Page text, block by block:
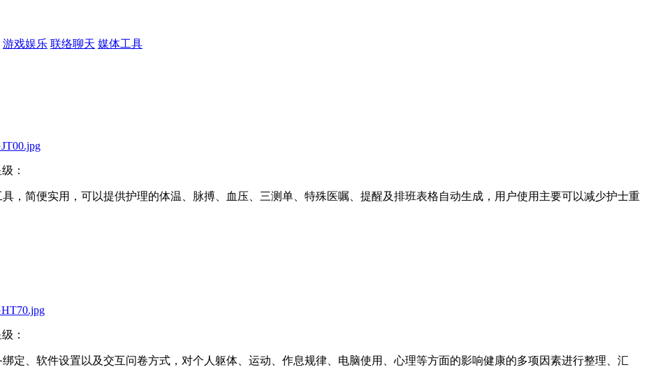
游戏娱乐 联络聊天 媒体工具
：
，简便实用，可以提供护理的体温、脉搏、血压、三测单、特殊医嘱、提醒及排班表格自动生成，用户使用主要可以减少护士重
：
定、软件设置以及交互问卷方式，对个人躯体、运动、作息规律、电脑使用、心理等方面的影响健康的多项因素进行整理、汇